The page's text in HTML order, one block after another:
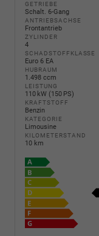
GETRIEBE
Schalt. 6-Gang
ANTRIEBSACHSE
Frontantrieb
ZYLINDER
4
SCHADSTOFFKLASSE
Euro 6 EA
HUBRAUM
1.498 ccm
LEISTUNG
110 kW (150 PS)
KRAFTSTOFF
Benzin
KATEGORIE
Limousine
KILOMETERSTAND
10 km